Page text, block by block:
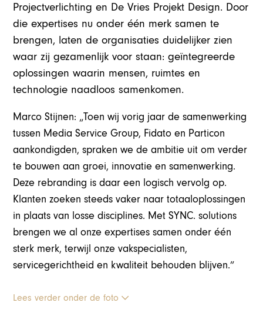
Projectverlichting en De Vries Projekt Design. Door
die expertises nu onder één merk samen te
brengen, laten de organisaties duidelijker zien
waar zij gezamenlijk voor staan: geïntegreerde
oplossingen waarin mensen, ruimtes en
technologie naadloos samenkomen.
Marco Stijnen: „Toen wij vorig jaar de samenwerking
tussen Media Service Group, Fidato en Particon
aankondigden, spraken we de ambitie uit om verder
te bouwen aan groei, innovatie en samenwerking.
Deze rebranding is daar een logisch vervolg op.
Klanten zoeken steeds vaker naar totaaloplossingen
in plaats van losse disciplines. Met SYNC. solutions
brengen we al onze expertises samen onder één
sterk merk, terwijl onze vakspecialisten,
servicegerichtheid en kwaliteit behouden blijven.”
Lees verder onder de foto